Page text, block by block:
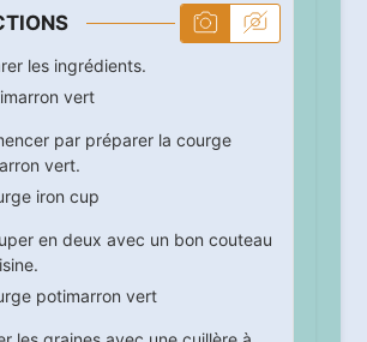
les ingrédients.
par préparer la courge
vert.
en deux avec un bon couteau